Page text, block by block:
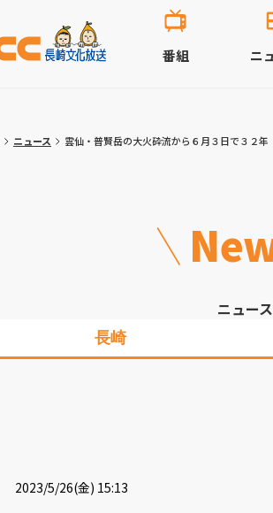
番組 ニ
ニュース 雲仙・普賢岳の大火砕流から６月３日で３２
ニュース
長崎
2023/5/26(金) 15:13